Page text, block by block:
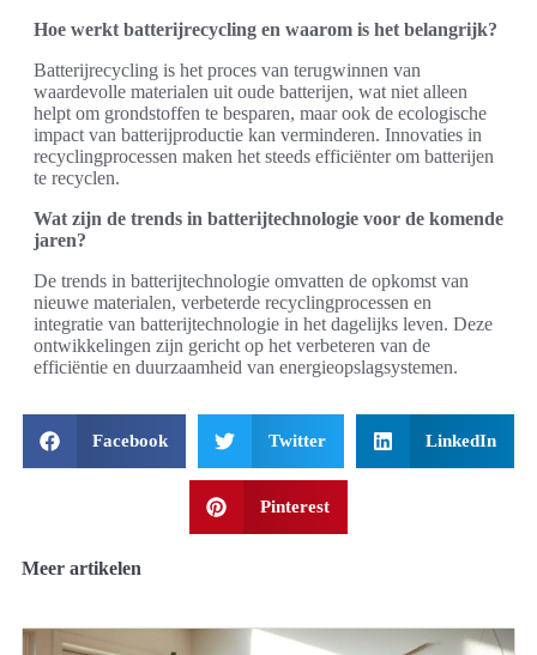
Hoe werkt batterijrecycling en waarom is het belangrijk?
Batterijrecycling is het proces van terugwinnen van
waardevolle materialen uit oude batterijen, wat niet alleen
helpt om grondstoffen te besparen, maar ook de ecologische
impact van batterijproductie kan verminderen. Innovaties in
recyclingprocessen maken het steeds efficiënter om batterijen
te recyclen.
Wat zijn de trends in batterijtechnologie voor de komende
jaren?
De trends in batterijtechnologie omvatten de opkomst van
nieuwe materialen, verbeterde recyclingprocessen en
integratie van batterijtechnologie in het dagelijks leven. Deze
ontwikkelingen zijn gericht op het verbeteren van de
efficiëntie en duurzaamheid van energieopslagsystemen.
Facebook Twitter LinkedIn
Pinterest
Meer artikelen